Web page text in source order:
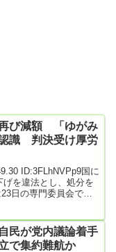
び減額 「ゆがみ
識 判決受け厚労
ID:3FLhNVPp9国に
げを違法とし、処分を
日の専門委員会で、
光熱水費などの生活
3年間で平均6・5%、
民が党内議論着手
で集約難航か